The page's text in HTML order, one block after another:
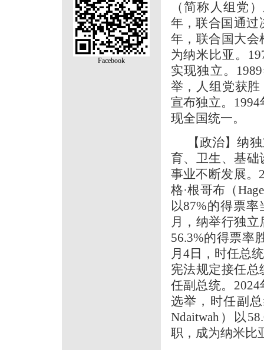
Facebook
（简称人组党
年，联合国通过
年，联合国大会
为纳米比亚。
实现独立。
举，人组党获
宣布独立。
现全国统一。
【政治】纳
育、卫生、基础
事业不断发展。
格·根哥布（
以87%的得票
月，纳举行独
56.3%的得票率
月4日，时任总
宪法规定接任
任副总统。
选举，时任副
Ndaitwah）以
职，成为纳米比